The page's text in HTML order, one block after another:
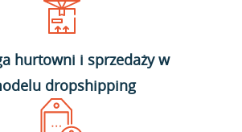
hurtowni i sprzedaży w
dropshipping